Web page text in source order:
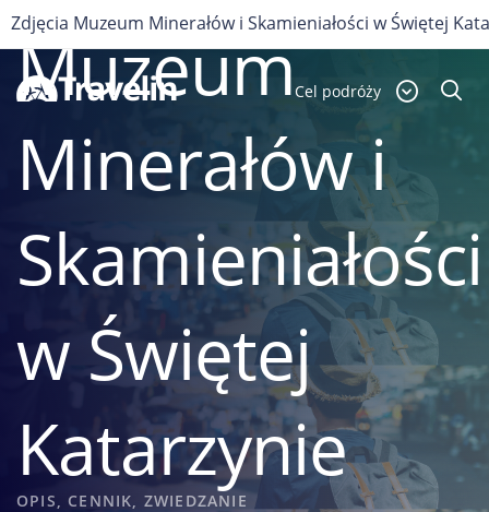
Cel podróży
POLSKA
Muzeum
Minerałów i
Skamieniałości
w Świętej
Katarzynie
OPIS, CENNIK, ZWIEDZANIE
Zdjęcia Muzeum Minerałów i Skamieniałości w Świętej